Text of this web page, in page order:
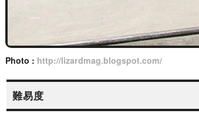
Photo : http://lizardmag.blogspot.com/
難易度